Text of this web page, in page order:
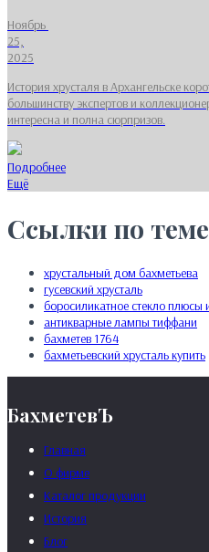
Ноябрь
25,
2025
История хрусталя в Архангельске
большинству экспертов и
интересна и полна сюрпризов.
Подробнее
Ещё
Ссылки по теме
хрустальный дом бахметьева
гусевский хрусталь
боросиликатное стекло плюсы
антикварные лампы тиффани
бахметев 1764
бахметьевский хрусталь купить
БахметевЪ
Главная
О фирме
Каталог продукции
История
Блог